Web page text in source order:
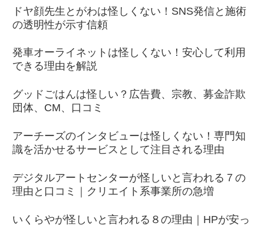
ドヤ顔先生とがわは怪しくない！SNS発信と施術
の透明性が示す信頼
発車オーライネットは怪しくない！安心して利用
できる理由を解説
グッドごはんは怪しい？広告費、宗教、募金詐欺
団体、CM、口コミ
アーチーズのインタビューは怪しくない！専門知
識を活かせるサービスとして注目される理由
デジタルアートセンターが怪しいと言われる７の
理由と口コミ｜クリエイト系事業所の急増
いくらやが怪しいと言われる８の理由｜HPが安っ